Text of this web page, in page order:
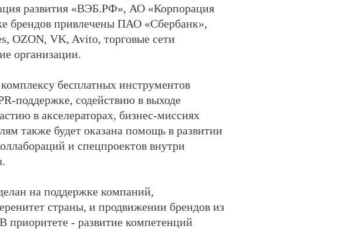
развития «ВЭБ.РФ», АО «Корпорация
привлечены ПАО «Сбербанк»,
, OZON, VK, Avito, торговые сети
организации.
бесплатных инструментов
-поддержке, содействию в выходе
в акселераторах, бизнес-миссиях
также будет оказана помощь в развитии
и спецпроектов внутри
на поддержке компаний,
страны, и продвижении брендов из
приоритете - развитие компетенций